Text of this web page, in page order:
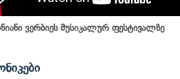
ვერბიეს მუსიკალურ ფესტივალზე